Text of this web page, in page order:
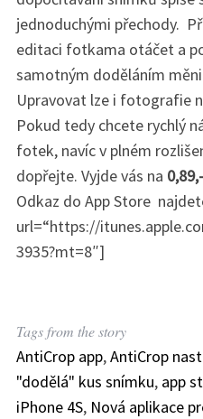
jednoduchými přechody.
editaci fotkama otáčet a
samotným doděláním
Upravovat lze i fotografie
Pokud tedy chcete rychlý
fotek, navíc v plném
dopřejte. Vyjde vás na
Odkaz do App Store
url=“https://
3935?mt=8″]
Tags from the story
AntiCrop app,AntiCrop
"dodělá" kus snímku, app
iPhone 4S, Nová aplikace